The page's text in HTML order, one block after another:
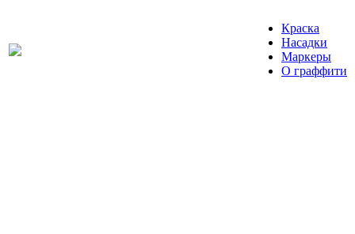
Краска
Насадки
Маркеры
О граффити